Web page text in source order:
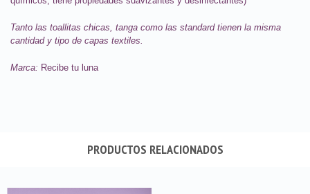
Tanto las toallitas chicas, tanga como las standard tienen la misma
cantidad y tipo de capas textiles.
Marca: Recibe tu luna
PRODUCTOS RELACIONADOS